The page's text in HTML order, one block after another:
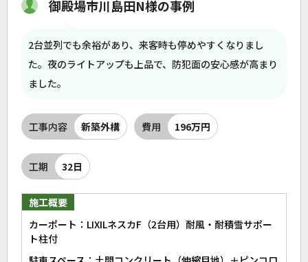
御殿場市川島田N様の事例
2台並列でも余裕があり、来客時も停めやすくなりまし
た。夜のライトアップも上品で、防犯面の安心感が高まり
ました。
工事内容 新築外構 費用 196万円
工期 32日
施工概要
カーポート：LIXILネスカF（2台用）耐風・耐積雪サポー
ト柱付